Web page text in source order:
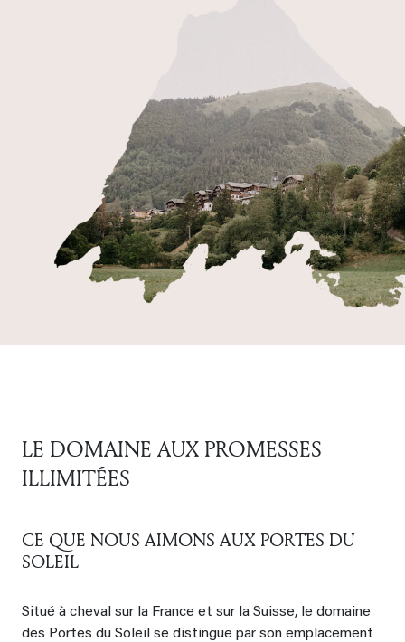
LE DOMAINE AUX PROMESSES
ILLIMITÉES
CE QUE NOUS AIMONS AUX PORTES DU
SOLEIL
Situé à cheval sur la France et sur la Suisse, le domaine
des Portes du Soleil se distingue par son emplacement